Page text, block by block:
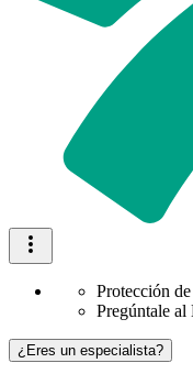
Protección
Pregúntale al
¿Eres un especialista?